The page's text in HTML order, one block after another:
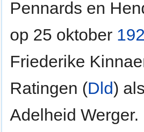
Pennards en
op 25 oktober
Friederike
Ratingen (Dld)
Adelheid Werger.